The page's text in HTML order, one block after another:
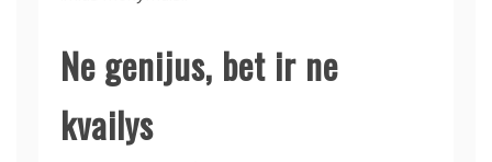
Ne genijus, bet ir ne
kvailys